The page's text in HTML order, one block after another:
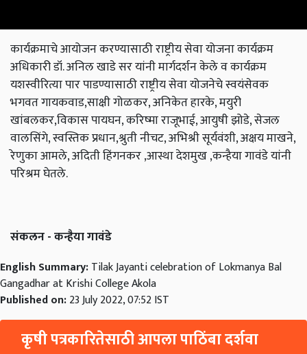
कार्यक्रमाचे आयोजन करण्यासाठी राष्ट्रीय सेवा योजना कार्यक्रम
अधिकारी डॉ. अनिल खाडे सर यांनी मार्गदर्शन केले व कार्यक्रम
यशस्वीरित्या पार पाडण्यासाठी राष्ट्रीय सेवा योजनेचे स्वयंसेवक
भगवत गायकवाड,साक्षी गोळकर, अनिकेत हारके, मयुरी
खांबलकर,विकास पायघन, करिष्मा राजूभाई, आयुषी झोडे, सेजल
वालसिंगे, स्वस्तिक प्रधान,श्रुती नीचट, अभिश्री सूर्यवंशी, अक्षय माखने,
रेणुका आमले, अदिती हिंगनकर ,आस्था देशमुख ,कन्हैया गावंडे यांनी
परिश्रम घेतले.
संकलन - कन्हैया गावंडे
English Summary:Tilak Jayanti celebration of Lokmanya Bal
Gangadhar at Krishi College Akola
Published on:23 July 2022, 07:52 IST
कृषी पत्रकारितेसाठी आपला पाठिंबा दर्शवा